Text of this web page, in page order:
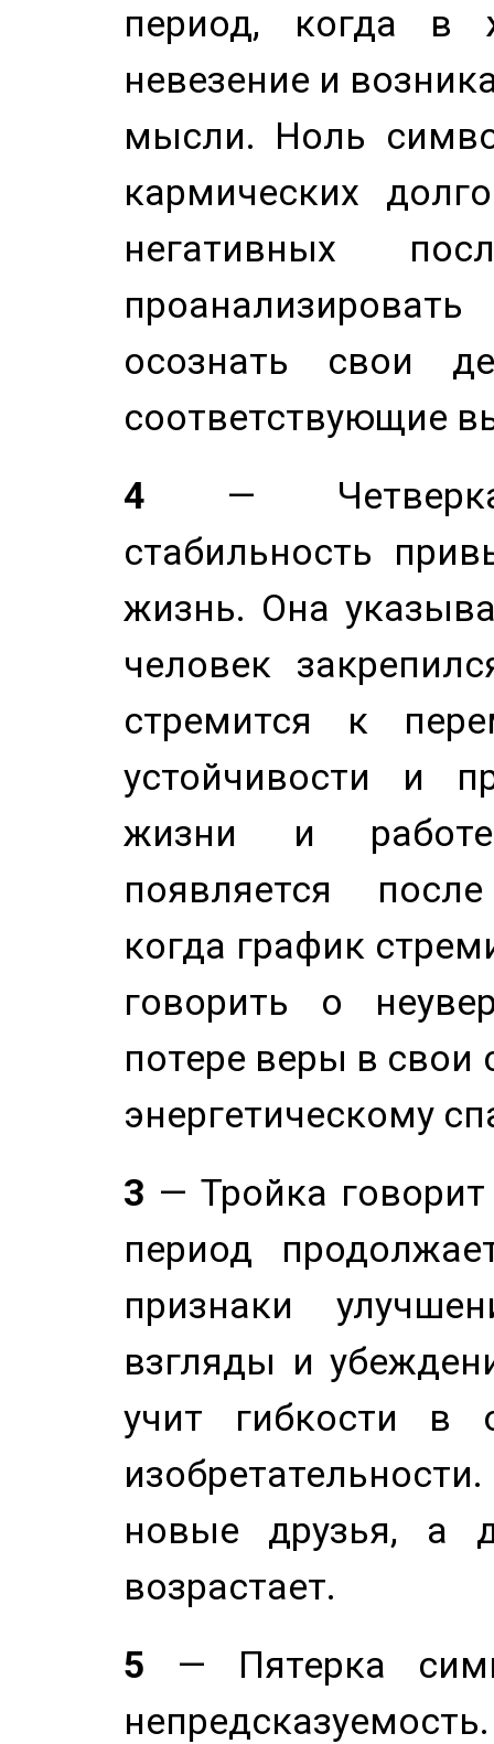
период, когда в
невезение и
мысли. Ноль
кармических
негативных
осознать свои
соответствующие
4 — Четверка
стабильность
жизнь. Она
человек
стремится к
устойчивости и
жизни и
появляется
когда график
говорить о
потере веры в свои
энергетическому
3 — Тройка
период
признаки
взгляды и
учит гибкости в
новые друзья, а
возрастает.
5 — Пятерка